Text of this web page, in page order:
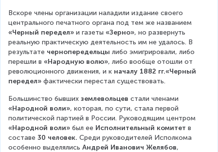
Вскоре члены организации наладили издание своего
центрального печатного органа под тем же названием
«Черный передел» и газеты «Зерно», но развернуть
реальную практическую деятельность им не удалось. В
результате чернопередельцы либо эмигрировали, либо
перешли в «Народную волю», либо вообще отошли от
революционного движения, и к началу 1882 гг.«Черный
передел» фактически перестал существовать.
Большинство бывших землевольцев стали членами
«Народной воли», которая, по сути, стала первой
политической партией в России. Руководящим центром
«Народной воли» был ее Исполнительный комитет в
составе 30 человек. Среди руководителей Исполкома
особенно выделялись Андрей Иванович Желябов,